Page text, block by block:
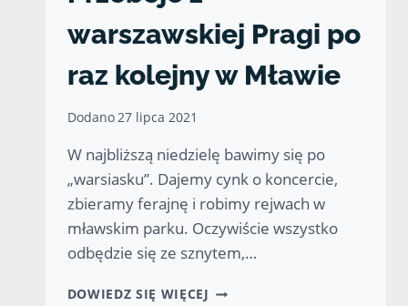
warszawskiej Pragi po
raz kolejny w Mławie
Dodano27 lipca 2021
W najbliższą niedzielę bawimy się po
„warsiasku”. Dajemy cynk o koncercie,
zbieramy ferajnę i robimy rejwach w
mławskim parku. Oczywiście wszystko
odbędzie się ze sznytem,…
DOWIEDZ SIĘ WIĘCEJ PRZEBOJE